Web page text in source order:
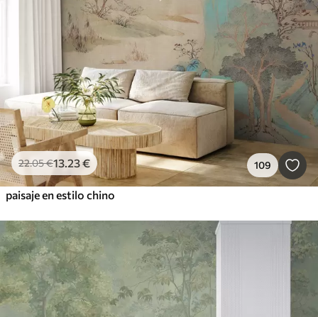
22.05€13.23€ 109
paisaje en estilo chino